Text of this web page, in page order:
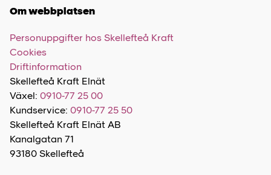
Om webbplatsen
Personuppgifter hos Skellefteå Kraft
Cookies
Driftinformation
Skellefteå Kraft Elnät
Växel: 0910-77 25 00
Kundservice: 0910-77 25 50
Skellefteå Kraft Elnät AB
Kanalgatan 71
93180 Skellefteå